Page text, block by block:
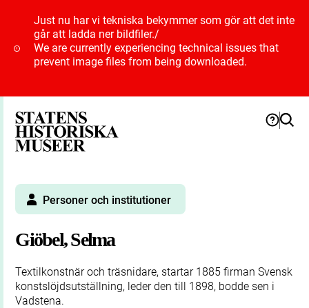
Just nu har vi tekniska bekymmer som gör att det inte
går att ladda ner bildfiler./
We are currently experiencing technical issues that
prevent image files from being downloaded.
Personer och institutioner
Giöbel, Selma
Textilkonstnär och träsnidare, startar 1885 firman Svensk
konstslöjdsutställning, leder den till 1898, bodde sen i
Vadstena.